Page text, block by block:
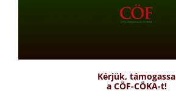
Kérjük, támogassa
a CÖF-CÖKA-t!